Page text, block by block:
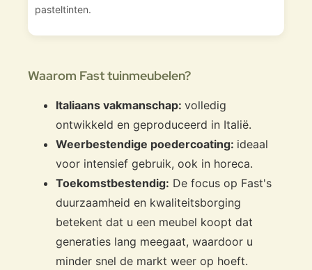
pasteltinten.
Waarom Fast tuinmeubelen?
Italiaans vakmanschap: volledig
ontwikkeld en geproduceerd in Italië.
Weerbestendige poedercoating: ideaal
voor intensief gebruik, ook in horeca.
Toekomstbestendig: De focus op Fast's
duurzaamheid en kwaliteitsborging
betekent dat u een meubel koopt dat
generaties lang meegaat, waardoor u
minder snel de markt weer op hoeft.